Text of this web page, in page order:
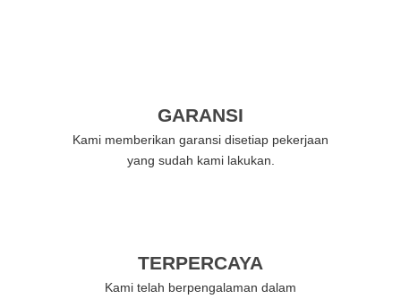
GARANSI
Kami memberikan garansi disetiap pekerjaan
yang sudah kami lakukan.
TERPERCAYA
Kami telah berpengalaman dalam